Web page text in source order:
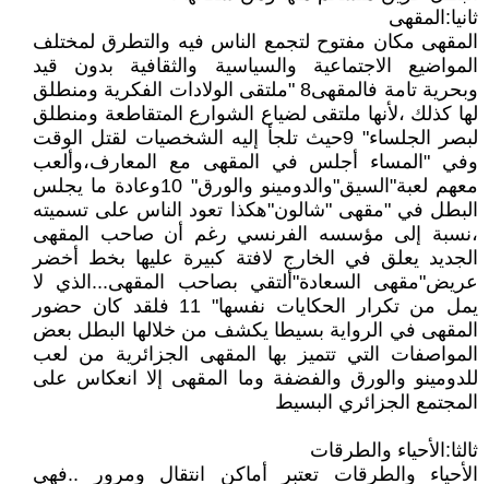
ثانيا:المقهى
المقهى مكان مفتوح لتجمع الناس فيه والتطرق لمختلف
المواضيع الاجتماعية والسياسية والثقافية بدون قيد
وبحرية تامة فالمقهى8 "ملتقى الولادات الفكرية ومنطلق
لها كذلك ،لأنها ملتقى لضياع الشوارع المتقاطعة ومنطلق
لبصر الجلساء" 9حيث تلجأ إليه الشخصيات لقتل الوقت
وفي "المساء أجلس في المقهى مع المعارف،وألعب
معهم لعبة"السيق"والدومينو والورق" 10وعادة ما يجلس
البطل في "مقهى "شالون"هكذا تعود الناس على تسميته
،نسبة إلى مؤسسه الفرنسي رغم أن صاحب المقهى
الجديد يعلق في الخارج لافتة كبيرة عليها بخط أخضر
عريض"مقهى السعادة"ألتقي بصاحب المقهى...الذي لا
يمل من تكرار الحكايات نفسها" 11 فلقد كان حضور
المقهى في الرواية بسيطا يكشف من خلالها البطل بعض
المواصفات التي تتميز بها المقهى الجزائرية من لعب
للدومينو والورق والفضفة وما المقهى إلا انعكاس على
المجتمع الجزائري البسيط
ثالثا:الأحياء والطرقات
الأحياء والطرقات تعتبر أماكن انتقال ومرور ..فهي